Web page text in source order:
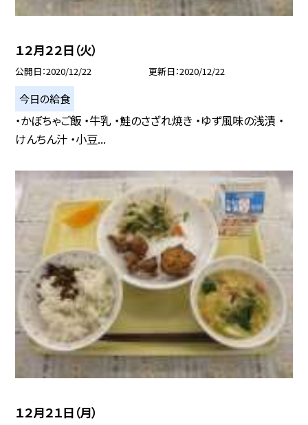
１２月２２日（火）
公開日 2020/12/22 更新日 2020/12/22
今日の給食
・かぼちゃご飯 ・牛乳 ・鮭のさざれ焼き ・ゆず風味の浅漬 ・
けんちん汁 ・小豆...
１２月２１日（月）